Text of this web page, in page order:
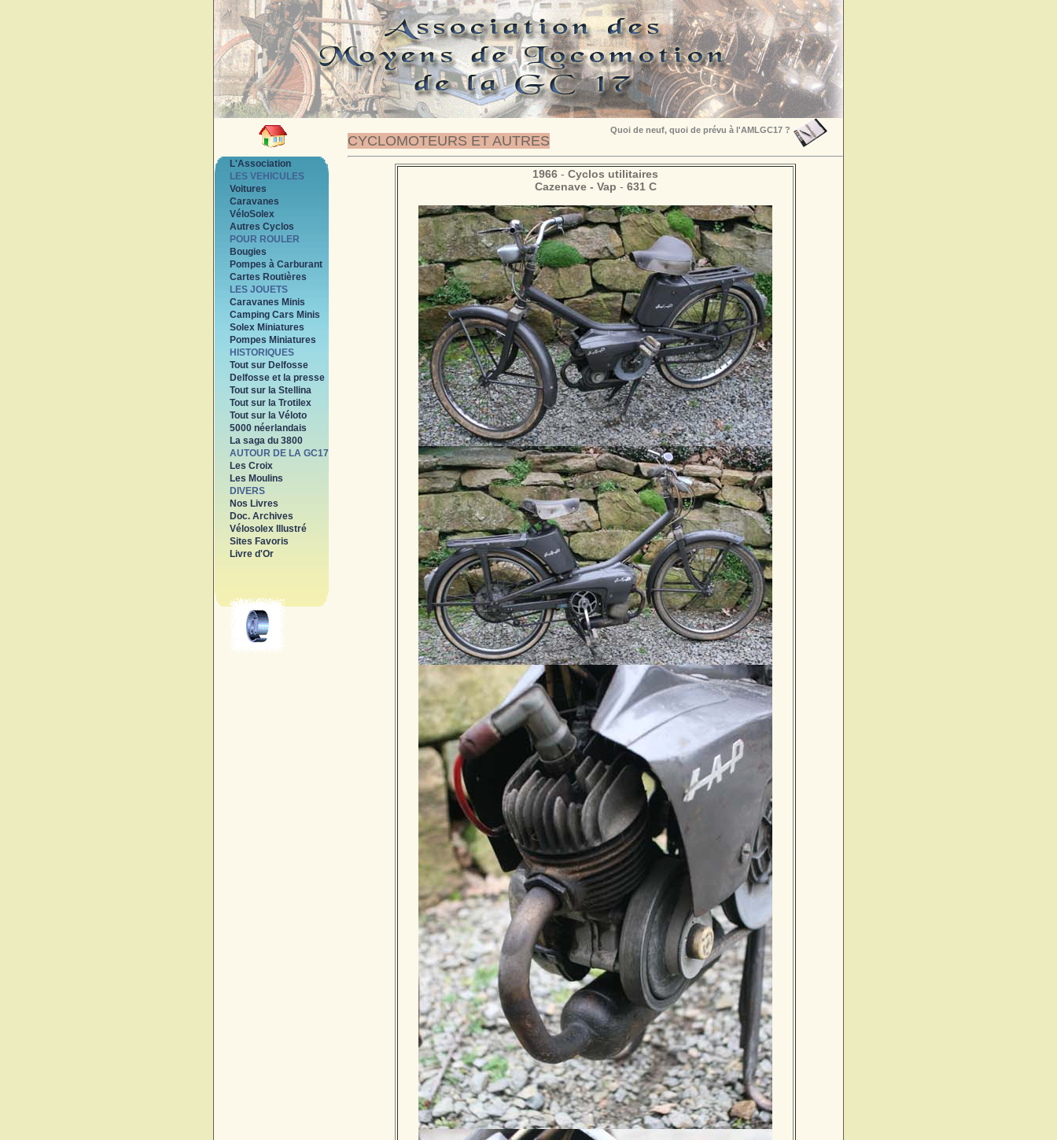
CYCLOMOTEURS ET AUTRES
Quoi de neuf, quoi de prévu à l'AMLGC17 ?
L'Association
LES VEHICULES
Voitures
Caravanes
VéloSolex
Autres Cyclos
POUR ROULER
Bougies
Pompes à Carburant
Cartes Routières
LES JOUETS
Caravanes Minis
Camping Cars Minis
Solex Miniatures
Pompes Miniatures
HISTORIQUES
Tout sur Delfosse
Delfosse et la presse
Tout sur la Stellina
Tout sur la Trotilex
Tout sur la Véloto
5000 néerlandais
La saga du 3800
AUTOUR DE LA GC17
Les Croix
Les Moulins
DIVERS
Nos Livres
Doc. Archives
Vélosolex Illustré
Sites Favoris
Livre d'Or
1966 - Cyclos utilitaires
Cazenave - Vap - 631 C